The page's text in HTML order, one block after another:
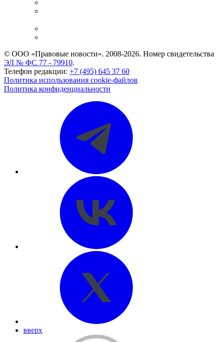
© ООО «Правовые новости». 2008-2026. Номер свидетельства
ЭЛ № ФС 77 - 79910.
Телефон редакции: +7 (495) 645 37 60
Политика использования cookie-файлов
Политика конфиденциальности
вверх